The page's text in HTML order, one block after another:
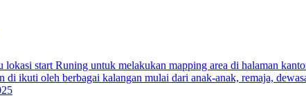
start Runing untuk melakukan mapping area di halaman
ikuti oleh berbagai kalangan mulai dari anak-anak, remaja,